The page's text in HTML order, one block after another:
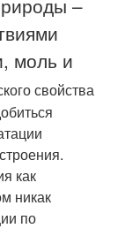
–
моль и
свойства
как
никак
по